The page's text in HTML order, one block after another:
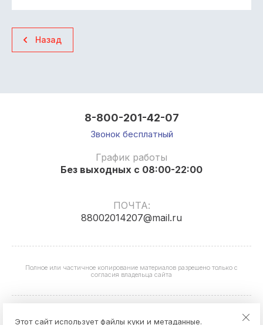
Назад
8-800-201-42-07
Звонок бесплатный
График работы
Без выходных с 08:00-22:00
ПОЧТА:
88002014207@mail.ru
Полное или частичное копирование материалов разрешено только с
согласия владельца сайта
Этот сайт использует файлы куки и метаданные.